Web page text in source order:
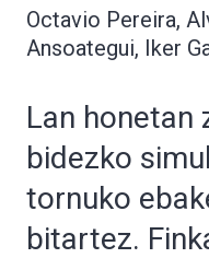
Octavio Pereira,
Ansoategui, Iker
Lan honetan
bidezko
tornuko
bitartez.